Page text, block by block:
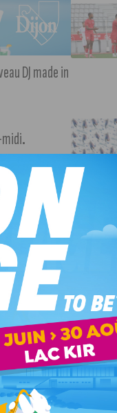
DJ made in
.
pour les 24h